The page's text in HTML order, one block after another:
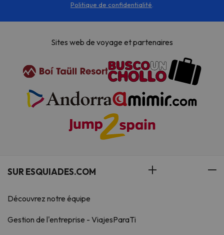
Politique de confidentialité
Sites web de voyage et partenaires
SUR ESQUIADES.COM
Découvrez notre équipe
Gestion de l'entreprise - ViajesParaTi